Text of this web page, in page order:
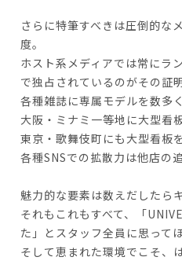
さらに特筆すべきは圧倒的な
度。
ホスト系メディアでは常に
で独占されているのがその証明
各種雑誌に専属モデルを数多
大阪・ミナミ一等地に大型看
東京・歌舞伎町にも大型看板
各種SNSでの拡散力は他店の
魅力的な要素は数えだしたら
それもこれもすべて、「
た」とスタッフ全員に思って
そして恵まれた環境でこそ、